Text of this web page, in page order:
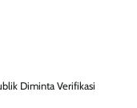
Diminta Verifikasi